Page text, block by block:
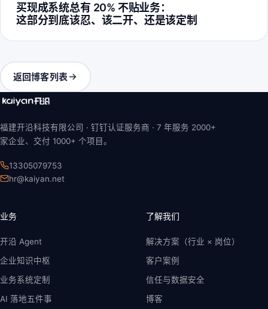
买现成系统总有 20% 不贴业务：
这部分到底该忍、该二开、还是该定制
返回博客列表
福建开沿科技有限公司 · 钉钉认证服务商 · 7 年服务 2000+
家企业、交付 1000+ 个项目。
13305079753
hr@kaiyan.net
业务
开沿 Agent
企业知识中枢
业务系统定制
AI 落地五件事
了解我们
解决方案（行业 × 岗位）
客户案例
信任与数据安全
博客